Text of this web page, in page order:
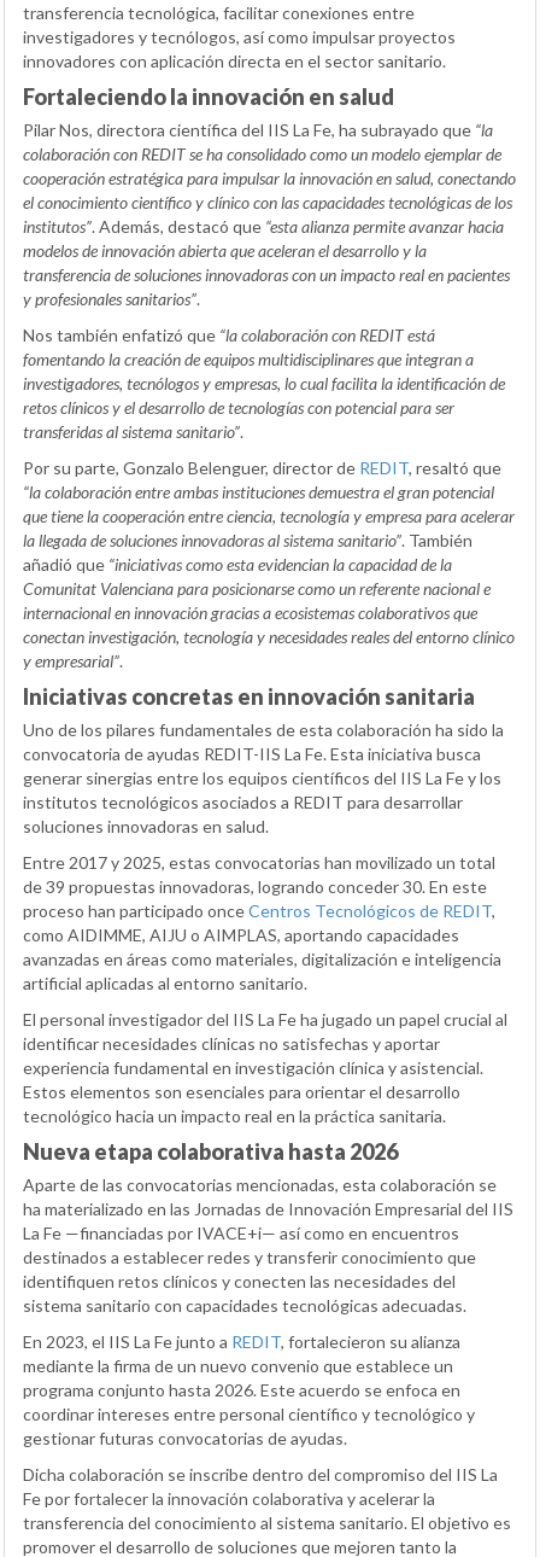
transferencia tecnológica, facilitar conexiones entre
investigadores y tecnólogos, así como impulsar proyectos
innovadores con aplicación directa en el sector sanitario.
Fortaleciendo la innovación en salud
Pilar Nos, directora científica del IIS La Fe, ha subrayado que “la
colaboración con REDIT se ha consolidado como un modelo ejemplar de
cooperación estratégica para impulsar la innovación en salud, conectando
el conocimiento científico y clínico con las capacidades tecnológicas de los
institutos”. Además, destacó que “esta alianza permite avanzar hacia
modelos de innovación abierta que aceleran el desarrollo y la
transferencia de soluciones innovadoras con un impacto real en pacientes
y profesionales sanitarios”.
Nos también enfatizó que “la colaboración con REDIT está
fomentando la creación de equipos multidisciplinares que integran a
investigadores, tecnólogos y empresas, lo cual facilita la identificación de
retos clínicos y el desarrollo de tecnologías con potencial para ser
transferidas al sistema sanitario”.
Por su parte, Gonzalo Belenguer, director de REDIT, resaltó que
“la colaboración entre ambas instituciones demuestra el gran potencial
que tiene la cooperación entre ciencia, tecnología y empresa para acelerar
la llegada de soluciones innovadoras al sistema sanitario”. También
añadió que “iniciativas como esta evidencian la capacidad de la
Comunitat Valenciana para posicionarse como un referente nacional e
internacional en innovación gracias a ecosistemas colaborativos que
conectan investigación, tecnología y necesidades reales del entorno clínico
y empresarial”.
Iniciativas concretas en innovación sanitaria
Uno de los pilares fundamentales de esta colaboración ha sido la
convocatoria de ayudas REDIT-IIS La Fe. Esta iniciativa busca
generar sinergias entre los equipos científicos del IIS La Fe y los
institutos tecnológicos asociados a REDIT para desarrollar
soluciones innovadoras en salud.
Entre 2017 y 2025, estas convocatorias han movilizado un total
de 39 propuestas innovadoras, logrando conceder 30. En este
proceso han participado onceCentros Tecnológicos de REDIT,
como AIDIMME, AIJU o AIMPLAS, aportando capacidades
avanzadas en áreas como materiales, digitalización e inteligencia
artificial aplicadas al entorno sanitario.
El personal investigador del IIS La Fe ha jugado un papel crucial al
identificar necesidades clínicas no satisfechas y aportar
experiencia fundamental en investigación clínica y asistencial.
Estos elementos son esenciales para orientar el desarrollo
tecnológico hacia un impacto real en la práctica sanitaria.
Nueva etapa colaborativa hasta 2026
Aparte de las convocatorias mencionadas, esta colaboración se
ha materializado en las Jornadas de Innovación Empresarial del IIS
La Fe —financiadas por IVACE+i— así como en encuentros
destinados a establecer redes y transferir conocimiento que
identifiquen retos clínicos y conecten las necesidades del
sistema sanitario con capacidades tecnológicas adecuadas.
En 2023, el IIS La Fe junto a REDIT, fortalecieron su alianza
mediante la firma de un nuevo convenio que establece un
programa conjunto hasta 2026. Este acuerdo se enfoca en
coordinar intereses entre personal científico y tecnológico y
gestionar futuras convocatorias de ayudas.
Dicha colaboración se inscribe dentro del compromiso del IIS La
Fe por fortalecer la innovación colaborativa y acelerar la
transferencia del conocimiento al sistema sanitario. El objetivo es
promover el desarrollo de soluciones que mejoren tanto la